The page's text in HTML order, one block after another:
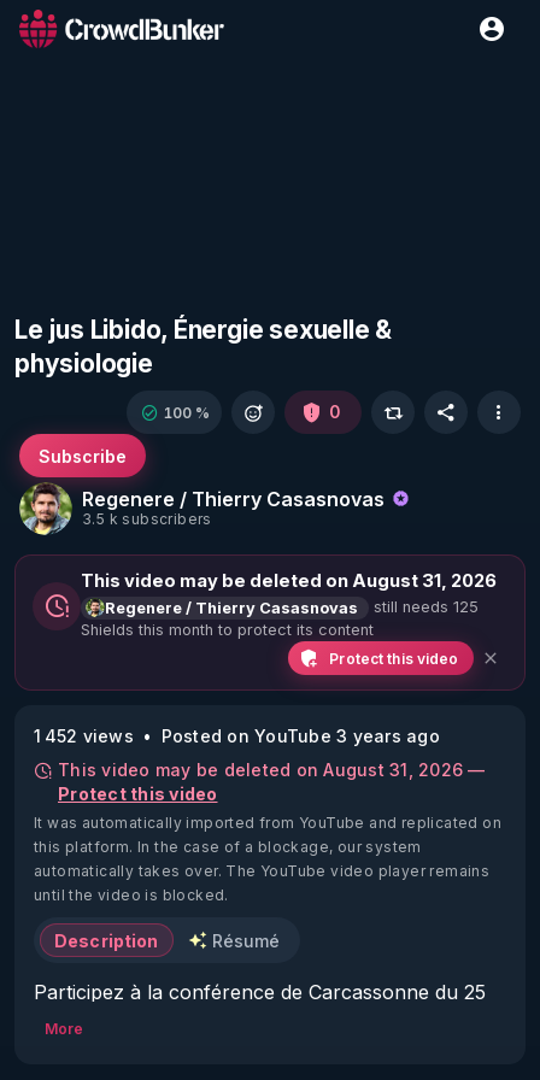
Le jus Libido, Énergie sexuelle &
physiologie
Regenere / Thierry Casasnovas
3.5 k subscribers
Subscribe
100 % 0
This video may be deleted on August 31, 2026
Regenere / Thierry Casasnovas
still needs 125
Shields this month to protect its content
Protect this video
1 452 views
Posted on YouTube 3 years ago
This video may be deleted on August 31, 2026 —
Protect this video
It was automatically imported from YouTube and replicated on
this platform. In the case of a blockage, our system
automatically takes over. The YouTube video player remains
until the video is blocked.
Description Résumé
Participez à la conférence de Carcassonne du 25
février et venez affirmer votre attachement à la
More